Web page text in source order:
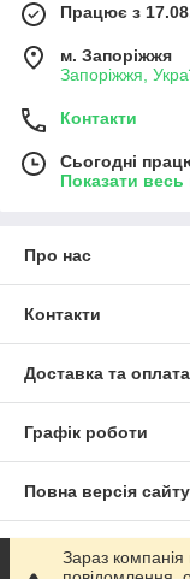
Працює з
м. Запоріжжя
Запоріжжя,
Контакти
Сьогодні
Показати весь
Про нас
Контакти
Доставка та оплата
Графік роботи
Повна версія сайту
Сайт створено на
Зараз